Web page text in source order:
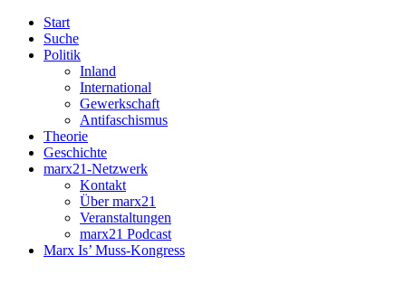
Start
Suche
Politik
Inland
International
Gewerkschaft
Antifaschismus
Theorie
Geschichte
marx21-Netzwerk
Kontakt
Über marx21
Veranstaltungen
marx21 Podcast
Marx Is’ Muss-Kongress